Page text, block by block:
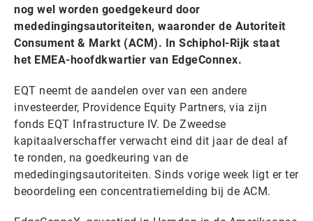
nog wel worden goedgekeurd door
mededingingsautoriteiten, waaronder de Autoriteit
Consument & Markt (ACM). In Schiphol-Rijk staat
het EMEA-hoofdkwartier van EdgeConnex.
EQT neemt de aandelen over van een andere
investeerder, Providence Equity Partners, via zijn
fonds EQT Infrastructure IV. De Zweedse
kapitaalverschaffer verwacht eind dit jaar de deal af
te ronden, na goedkeuring van de
mededingingsautoriteiten. Sinds vorige week ligt er ter
beoordeling een concentratiemelding bij de ACM.